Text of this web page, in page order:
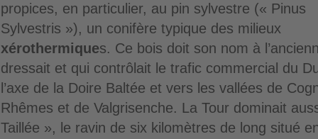
propices, en particulier, au pin sylvestre (« Pinus
Sylvestris »), un conifère typique des milieux
xérothermiques. Ce bois doit son nom à
dressait et qui contrôlait le trafic commercial du
l’axe de la Doire Baltée et vers les vallées de
Rhêmes et de Valgrisenche. La Tour dominait
Taillée », le ravin de six kilomètres de long situé